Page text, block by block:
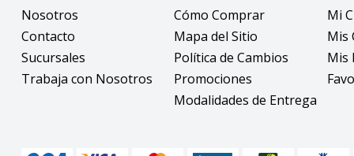
Nosotros
Contacto
Sucursales
Trabaja con Nosotros
Cómo Comprar
Mapa del Sitio
Política de Cambios
Promociones
Modalidades de Entrega
Mi
Mis
Mis